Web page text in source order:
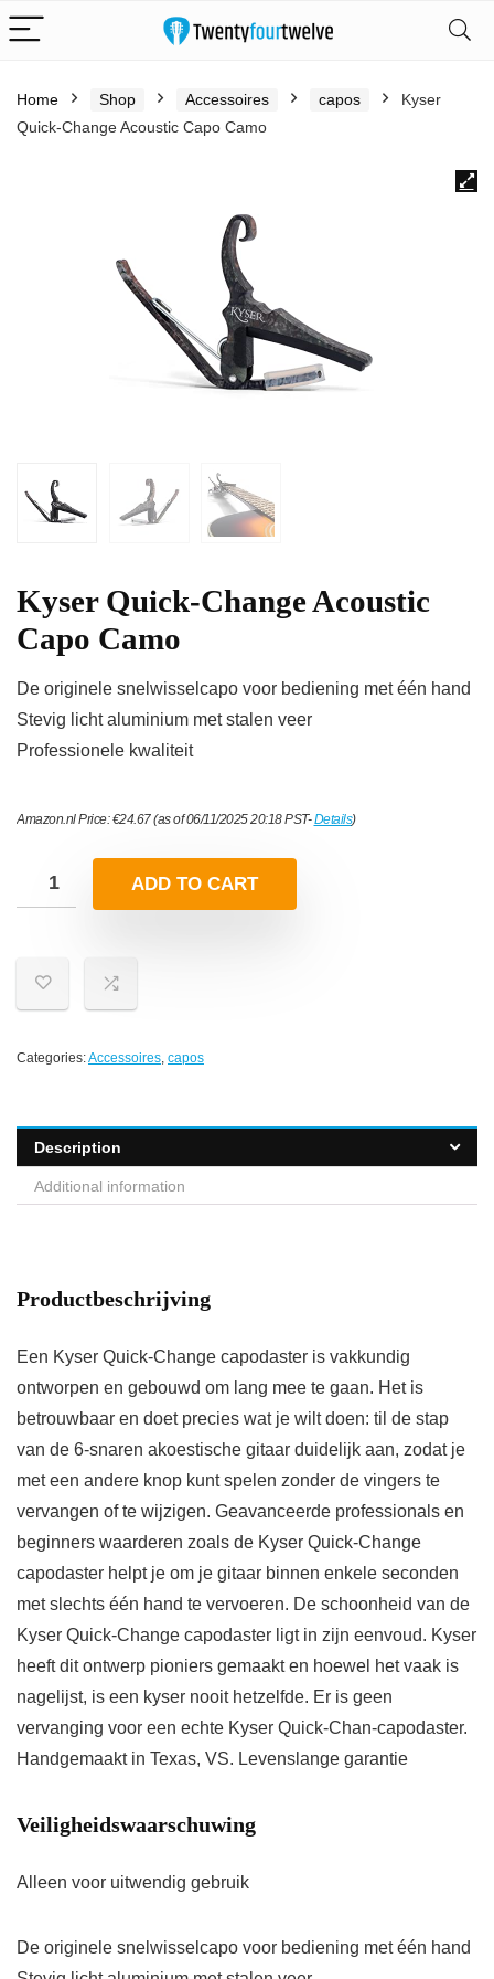
Home Shop Accessoires capos
Kyser
Quick-Change Acoustic Capo Camo
Kyser Quick-Change Acoustic
Capo Camo
De originele snelwisselcapo voor bediening met één hand
Stevig licht aluminium met stalen veer
Professionele kwaliteit
Amazon.nl Price:€24.67(as of 06/11/2025 20:18 PST-Details)
ADD TO CART
Categories:Accessoires, capos
Description
Additional information
Productbeschrijving
Een Kyser Quick-Change capodaster is vakkundig
ontworpen en gebouwd om lang mee te gaan. Het is
betrouwbaar en doet precies wat je wilt doen: til de stap
van de 6-snaren akoestische gitaar duidelijk aan, zodat je
met een andere knop kunt spelen zonder de vingers te
vervangen of te wijzigen. Geavanceerde professionals en
beginners waarderen zoals de Kyser Quick-Change
capodaster helpt je om je gitaar binnen enkele seconden
met slechts één hand te vervoeren. De schoonheid van de
Kyser Quick-Change capodaster ligt in zijn eenvoud. Kyser
heeft dit ontwerp pioniers gemaakt en hoewel het vaak is
nagelijst, is een kyser nooit hetzelfde. Er is geen
vervanging voor een echte Kyser Quick-Chan-capodaster.
Handgemaakt in Texas, VS. Levenslange garantie
Veiligheidswaarschuwing
Alleen voor uitwendig gebruik
De originele snelwisselcapo voor bediening met één hand